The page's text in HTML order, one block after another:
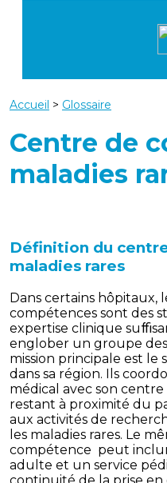
Accueil > Glossaire
Centre de
maladies
Définition du c
maladies rares
Dans certains hôpitaux,
compétences sont des
expertise clinique
englober un groupe
mission principale est le
dans sa région. Ils
médical avec son
restant à proximité du
aux activités de
les maladies rares. Le
compétence peut
adulte et un service
continuité de la prise en